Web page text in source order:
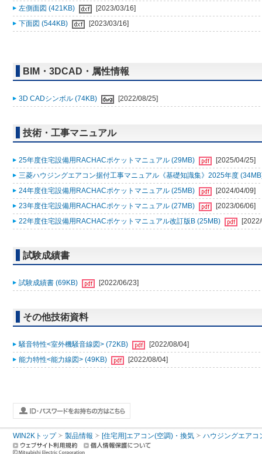
左側面図 (421KB)
[2023/03/16]
下面図 (544KB)
[2023/03/16]
BIM・3DCAD・属性情報
3D CADシンボル (74KB) [2022/08/25]
技術・工事マニュアル
25年度住宅設備用RACHACポケットマニュアル (29MB)
[2025/04/25]
三菱ハウジングエアコン据付工事マニュアル《基礎知識集》2025年度
24年度住宅設備用RACHACポケットマニュアル (25MB)
[2024/04/09]
23年度住宅設備用RACHACポケットマニュアル (27MB)
[2023/06/06]
22年度住宅設備用RACHACポケットマニュアル改訂版B (25MB)
試験成績書
試験成績書 (69KB) [2022/06/23]
その他技術資料
騒音特性<室外機騒音線図> (72KB)
[2022/08/04]
能力特性<能力線図> (49KB)
[2022/08/04]
WIN2Kトップ 製品情報 [住宅用]エアコン(空調)・換気 ハウジングエアコ